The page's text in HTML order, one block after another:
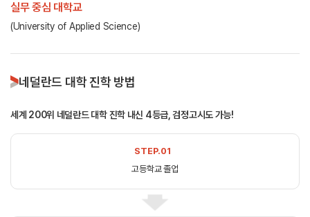
실무 중심 대학교
(University of Applied Science)
네덜란드 대학 진학 방법
세계 200위 네덜란드 대학 진학 내신 4등급, 검정고시도 가능!
STEP.01
고등학교 졸업